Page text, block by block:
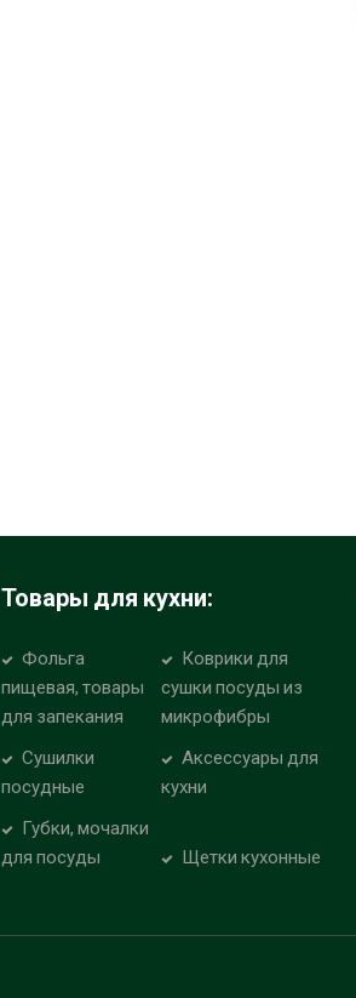
Товары для кухни:
Фольга
пищевая, товары
для запекания
Коврики для
сушки посуды из
микрофибры
Сушилки
посудные
Аксессуары для
кухни
Губки, мочалки
для посуды
Щетки кухонные